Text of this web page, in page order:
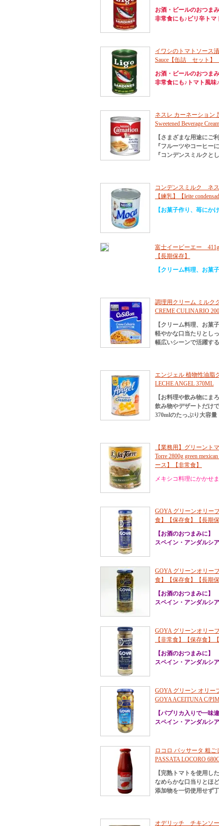
お酒・ビールのおつま
非常食にも♪ピリ辛トマ
イワシのトマトソース漬
Sauce【缶詰 セット】
お酒・ビールのおつま
非常食にも♪トマト風味♪
ネスレ カーネーション
Sweetened Beverage
【さまざまな用途にご
『フルーツやコーヒー
『コンデンスミルクと
コンデンスミルク ネス
【練乳】【leite
【お菓子作り、苺にか
富士イービーエー
【長期保存】
【クリーム料理、お菓
調理用クリーム ミルク
CREME CULINARIO
【クリーム料理、お菓
軽やかな口当たりとし
幅広いシーンで活躍す
エンジェル 植物性油脂
LECHE ANGEL 370ML
【お料理や飲み物にま
飲み物やデザートだけ
370mlのたっぷり大容量
【業務用】グリーント
Torre 2800g green
ース】【非常食】
メキシコ料理にかかせ
GOYA グリーンオリー
食】【保存食】【長期
【お酒のおつまみに】
スペイン・アンダルシ
GOYA グリーンオリー
食】【保存食】【長期
【お酒のおつまみに】
スペイン・アンダルシ
GOYA グリーンオリー
【非常食】【保存食】
【お酒のおつまみに】
スペイン・アンダルシ
GOYA グリーン オリー
GOYA ACEITUNA C/
【パプリカ入りで一味
スペイン・アンダルシ
ロコロ パッサータ 粗
PASSATA LOCORO
【完熟トマトを使用し
なめらかな口当りとほ
添加物を一切使用せず
オデリッチ チキンソ